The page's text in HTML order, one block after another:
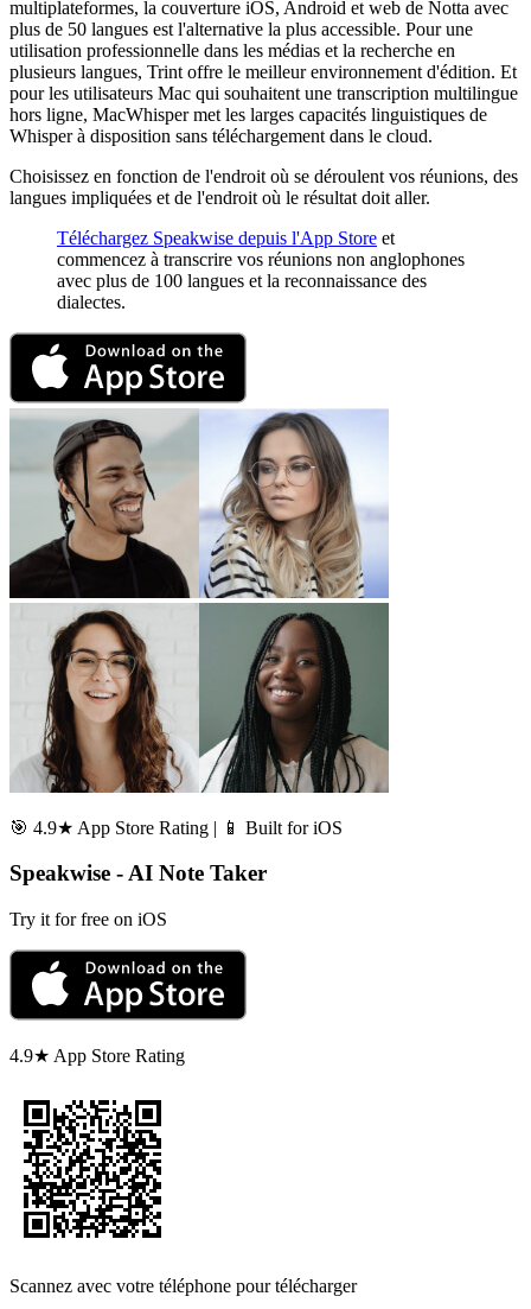
multiplateformes, la couverture iOS, Android et web de Notta avec
plus de 50 langues est l'alternative la plus accessible. Pour une
utilisation professionnelle dans les médias et la recherche en
plusieurs langues, Trint offre le meilleur environnement d'édition. Et
pour les utilisateurs Mac qui souhaitent une transcription multilingue
hors ligne, MacWhisper met les larges capacités linguistiques de
Whisper à disposition sans téléchargement dans le cloud.
Choisissez en fonction de l'endroit où se déroulent vos réunions, des
langues impliquées et de l'endroit où le résultat doit aller.
Téléchargez Speakwise depuis l'App Store et
commencez à transcrire vos réunions non anglophones
avec plus de 100 langues et la reconnaissance des
dialectes.
🎯 4.9★ App Store Rating | 📱 Built for iOS
Speakwise - AI Note Taker
Try it for free on iOS
4.9★ App Store Rating
Scannez avec votre téléphone pour télécharger